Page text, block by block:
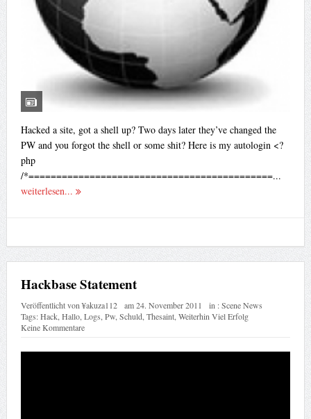
Hacked a site, got a shell up? Two days later they’ve changed the
PW and you forgot the shell or some shit? Here is my autologin <?
php
/*============================================...
weiterlesen...
Hackbase Statement
Veröffentlicht von¥akuza112 am24. November 2011 in :Scene News
Tags:Hack, Hallo, Logs Pw, Schuld, Thesaint, Weiterhin Viel Erfolg
Keine Kommentare